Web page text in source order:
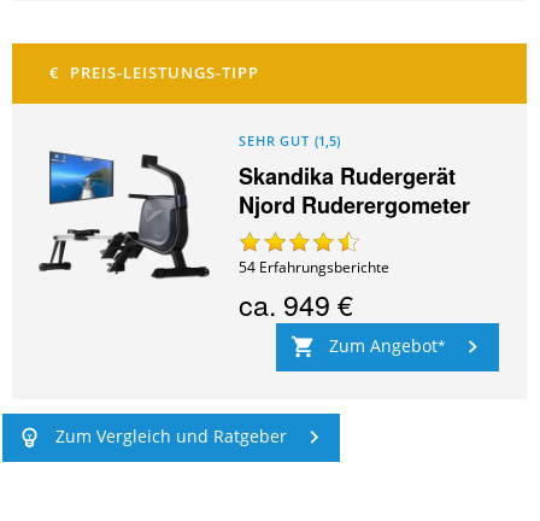
SEHR GUT (1,5)
Skandika Rudergerät
Njord Ruderergometer
54 Erfahrungsberichte
ca. 949 €
Zum Angebot
Zum Vergleich und Ratgeber